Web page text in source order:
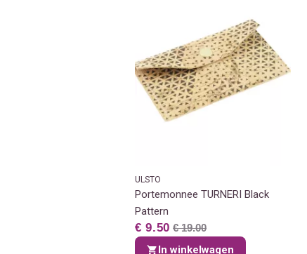
ULSTO
Portemonnee TURNERI Black
Pattern
€ 9.50 € 19.00
In winkelwagen